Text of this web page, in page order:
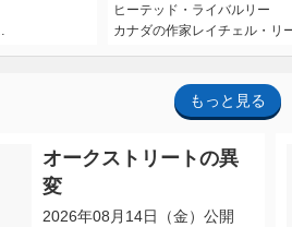
ヒーテッド・ライバルリー
カナダの作家レイチェル・リ
もっと見る
オークストリートの異
変
2026年08月14日（金）公開